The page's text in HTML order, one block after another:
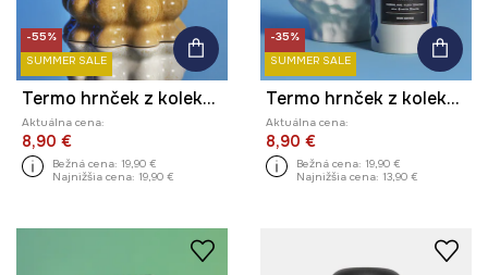
-55%
SUMMER SALE
Termo hrnček z kolekcie Eviva L'arte
Aktuálna cena:
8,90 €
Bežná cena: 19,90 €
Najnižšia cena: 19,90 €
-35%
SUMMER SALE
Termo hrnček z kolekcie Eviva L'arte 480 ml
Aktuálna cena:
8,90 €
Bežná cena: 19,90 €
Najnižšia cena: 13,90 €